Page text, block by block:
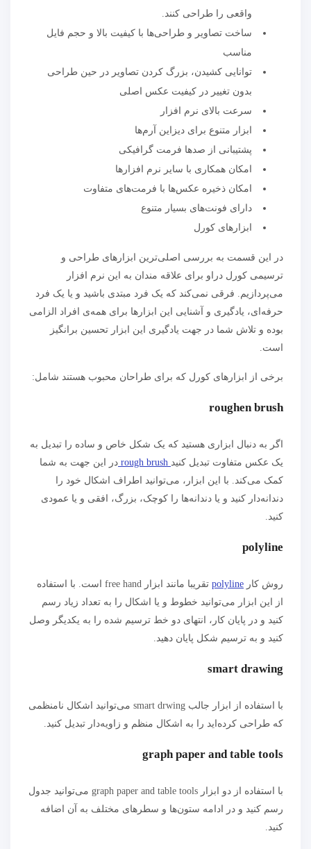
واقعی را طراحی کنند.
ساخت تصاویر و طراحی‌ها با کیفیت بالا و حجم فایل
مناسب
توانایی کشیدن، بزرگ کردن تصاویر در حین طراحی
بدون تغییر در کیفیت عکس اصلی
سرعت بالای نرم افزار
ابزار متنوع برای دیزاین آرم‌ها
پشتیبانی از صدها فرمت گرافیکی
امکان همکاری با سایر نرم افزارها
امکان ذخیره عکس‌ها با فرمت‌های متفاوت
دارای فونت‌های بسیار متنوع
ابزارهای کورل
در این قسمت به بررسی اصلی‌ترین ابزارهای طراحی و
ترسیمی کورل دراو برای علاقه مندان به این نرم افزار
می‌پردازیم. فرقی نمی‌کند که یک فرد مبتدی باشید و یا یک فرد
حرفه‌ای، یادگیری و آشنایی این ابزارها برای همه‌ی افراد الزامی
بوده و تلاش شما در جهت یادگیری این ابزار تحسین برانگیز
است.
برخی از ابزارهای کورل که برای طراحان محبوب هستند شامل:
roughen brush
اگر به دنبال ابزاری هستید که یک شکل خاص و ساده را تبدیل به
یک عکس متفاوت تبدیل کنید rough brush در این جهت به شما
کمک می‌کند. با این ابزار، می‌توانید اطراف اشکال خود را
دندانه‌دار کنید و یا دندانه‌ها را کوچک، بزرگ، افقی و یا عمودی
کنید.
polyline
روش کار polyline
تقریبا مانند ابزار free hand است. با استفاده
از این ابزار می‌توانید خطوط و یا اشکال را به تعداد زیاد رسم
کنید و در پایان کار، انتهای دو خط ترسیم شده را به یکدیگر وصل
کنید و به ترسیم شکل پایان دهید.
smart drawing
با استفاده از ابزار جالب smart drwing می‌توانید اشکال نامنظمی
که طراحی کرده‌اید را به اشکال منظم و زاویه‌دار تبدیل کنید.
graph paper and table tools
با استفاده از دو ابزار graph paper and table tools می‌توانید جدول
رسم کنید و در ادامه ستون‌ها و سطرهای مختلف به آن اضافه
کنید.